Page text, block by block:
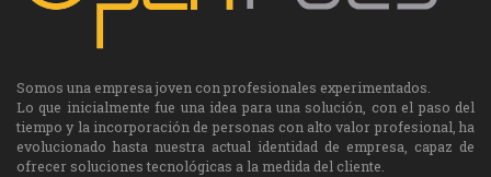
Somos una empresa joven con profesionales experimentados.
Lo que inicialmente fue una idea para una solución, con el paso del
tiempo y la incorporación de personas con alto valor profesional, ha
evolucionado hasta nuestra actual identidad de empresa, capaz de
ofrecer soluciones tecnológicas a la medida del cliente.